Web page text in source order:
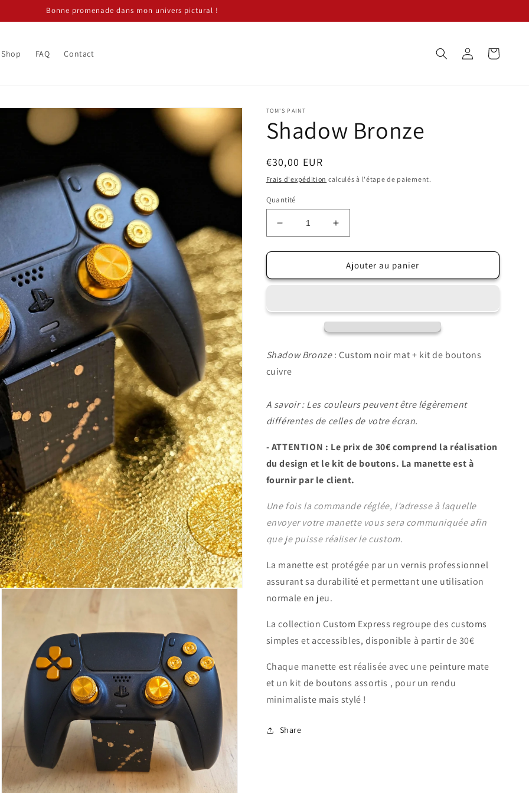
Bonne promenade dans mon univers pictural !
Shop FAQ Contact Connexion Panier
TOM'S PAINT
Shadow Bronze
Prix
habituel
€30,00 EUR
Frais d'expédition calculés à l'étape de paiement.
Quantité
Réduire
la
quantité
Shadow
Augmenter
la
quantité
de
Shadow
Ajouter au panier
Shadow Bronze: Custom noir mat + kit de boutons
cuivre
A savoir : Les couleurs peuvent être légèrement
différentes de celles de votre écran.
- ATTENTION : Le prix de 30€ comprend la réalisation
du design et le kit de boutons. La manette est à
fournir par le client.
Unefois la commanderéglée, l’adresseà laquelle
envoyervotremanette vous sera communiquéeafin
quejepuisseréaliserlecustom.
La manette est protégée par un vernis professionnel
assurant sa durabilité et permettant une utilisation
normale en jeu.
LacollectionCustom Express regroupedes customs
simpleset accessibles,disponible à partirde30€
Chaque manette est réalisée avec une peinture mate
et un kit de boutons assortis , pourun rendu
minimaliste mais stylé !
Share